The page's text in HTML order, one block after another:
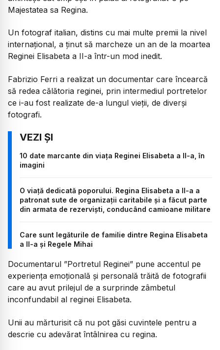
Majestatea sa Regina.
Un fotograf italian, distins cu mai multe premii la nivel
internațional, a ținut să marcheze un an de la moartea
Reginei Elisabeta a II-a într-un mod inedit.
Fabrizio Ferri a realizat un documentar care încearcă
să redea călătoria reginei, prin intermediul portretelor
ce i-au fost realizate de-a lungul vieții, de diverși
fotografi.
10 date marcante din viața Reginei Elisabeta a II-a, în
imagini
O viață dedicată poporului. Regina Elisabeta a II-a a
patronat sute de organizații caritabile și a făcut parte
din armata de rezervişti, conducând camioane militare
Care sunt legăturile de familie dintre Regina Elisabeta
a II-a și Regele Mihai
Documentarul ”Portretul Reginei” pune accentul pe
experiența emoțională și personală trăită de fotografii
care au avut prilejul de a surprinde zâmbetul
inconfundabil al reginei Elisabeta.
Unii au mărturisit că nu pot găsi cuvintele pentru a
descrie cu adevărat întâlnirea cu regina.